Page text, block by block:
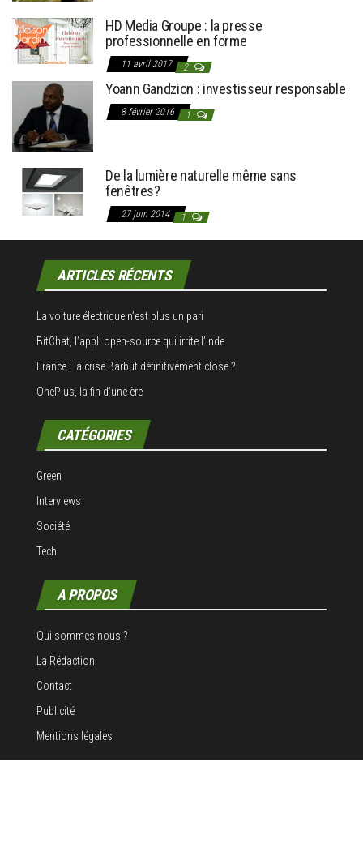
HD Media Groupe : la presse
professionnelle en forme
11 avril 2017 2
Yoann Gandzion : investisseur responsable
8 février 2016 1
De la lumière naturelle même sans
fenêtres?
27 juin 2014 1
ARTICLES RÉCENTS
La voiture électrique n’est plus un pari
BitChat, l’appli open-source qui irrite l’Inde
France : la crise Barbut définitivement close ?
OnePlus, la fin d’une ère
CATÉGORIES
Green
Interviews
Société
Tech
A PROPOS
Qui sommes nous ?
La Rédaction
Contact
Publicité
Mentions légales